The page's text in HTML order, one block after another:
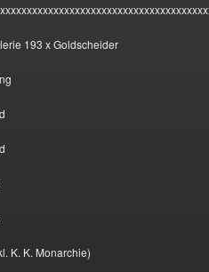
193 x Goldscheider
K. K. Monarchie)